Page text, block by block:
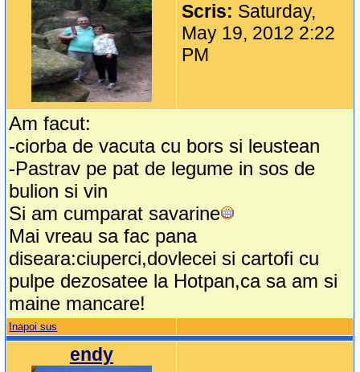
Scris: Saturday,
May 19, 2012 2:22
PM
Am facut:
-ciorba de vacuta cu bors si leustean
-Pastrav pe pat de legume in sos de
bulion si vin
Si am cumparat savarine
Mai vreau sa fac pana
diseara:ciuperci,dovlecei si cartofi cu
pulpe dezosatee la Hotpan,ca sa am si
maine mancare!
Inapoi sus
endy